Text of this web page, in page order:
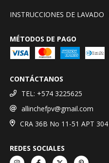
INSTRUCCIONES DE LAVADO
MÉTODOS DE PAGO
CONTÁCTANOS
TEL: +574 3225625
allinchefpv@gmail.com
CRA 36B No 11-51 APT 304
REDES SOCIALES